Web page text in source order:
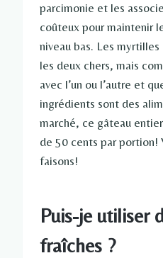
parcimonie et les
coûteux pour maintenir
niveau bas. Les
les deux chers, mais
avec l’un ou l’autre et
ingrédients sont des
marché, ce gâteau
de 50 cents par portion!
faisons!
Puis-je utiliser
fraîches ?